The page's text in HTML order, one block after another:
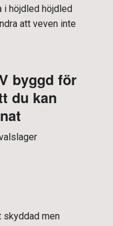
i höjdled höjdled
att veven inte
byggd för
du kan
skyddad men